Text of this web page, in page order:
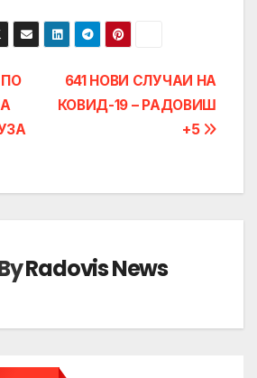
641 НОВИ СЛУЧАИ НА
КОВИД-19 – РАДОВИШ
+5
Radovis News